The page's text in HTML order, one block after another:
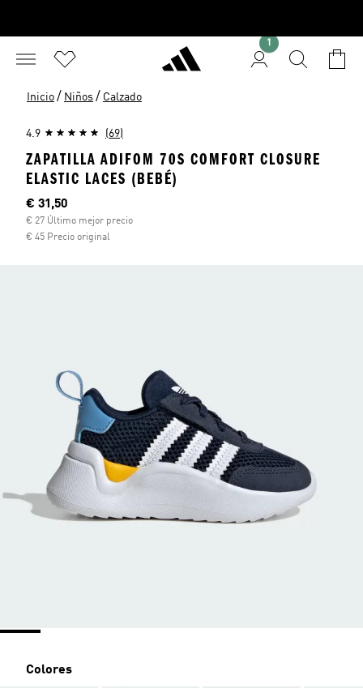
1
Inicio / Niños / Calzado
4.9 (69)
ZAPATILLA ADIFOM 70S COMFORT CLOSURE
ELASTIC LACES (BEBÉ)
Precio actual
€ 31,50
€ 27 Último mejor precio
€ 45 Precio original
Colores